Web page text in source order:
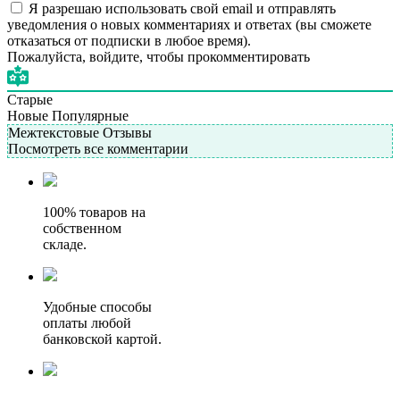
Я разрешаю использовать свой email и отправлять
уведомления о новых комментариях и ответах (вы cможете
отказаться от подписки в любое время).
Пожалуйста, войдите, чтобы прокомментировать
Старые
Новые Популярные
Межтекстовые Отзывы
Посмотреть все комментарии
100% товаров на
собственном
складе.
Удобные способы
оплаты любой
банковской картой.